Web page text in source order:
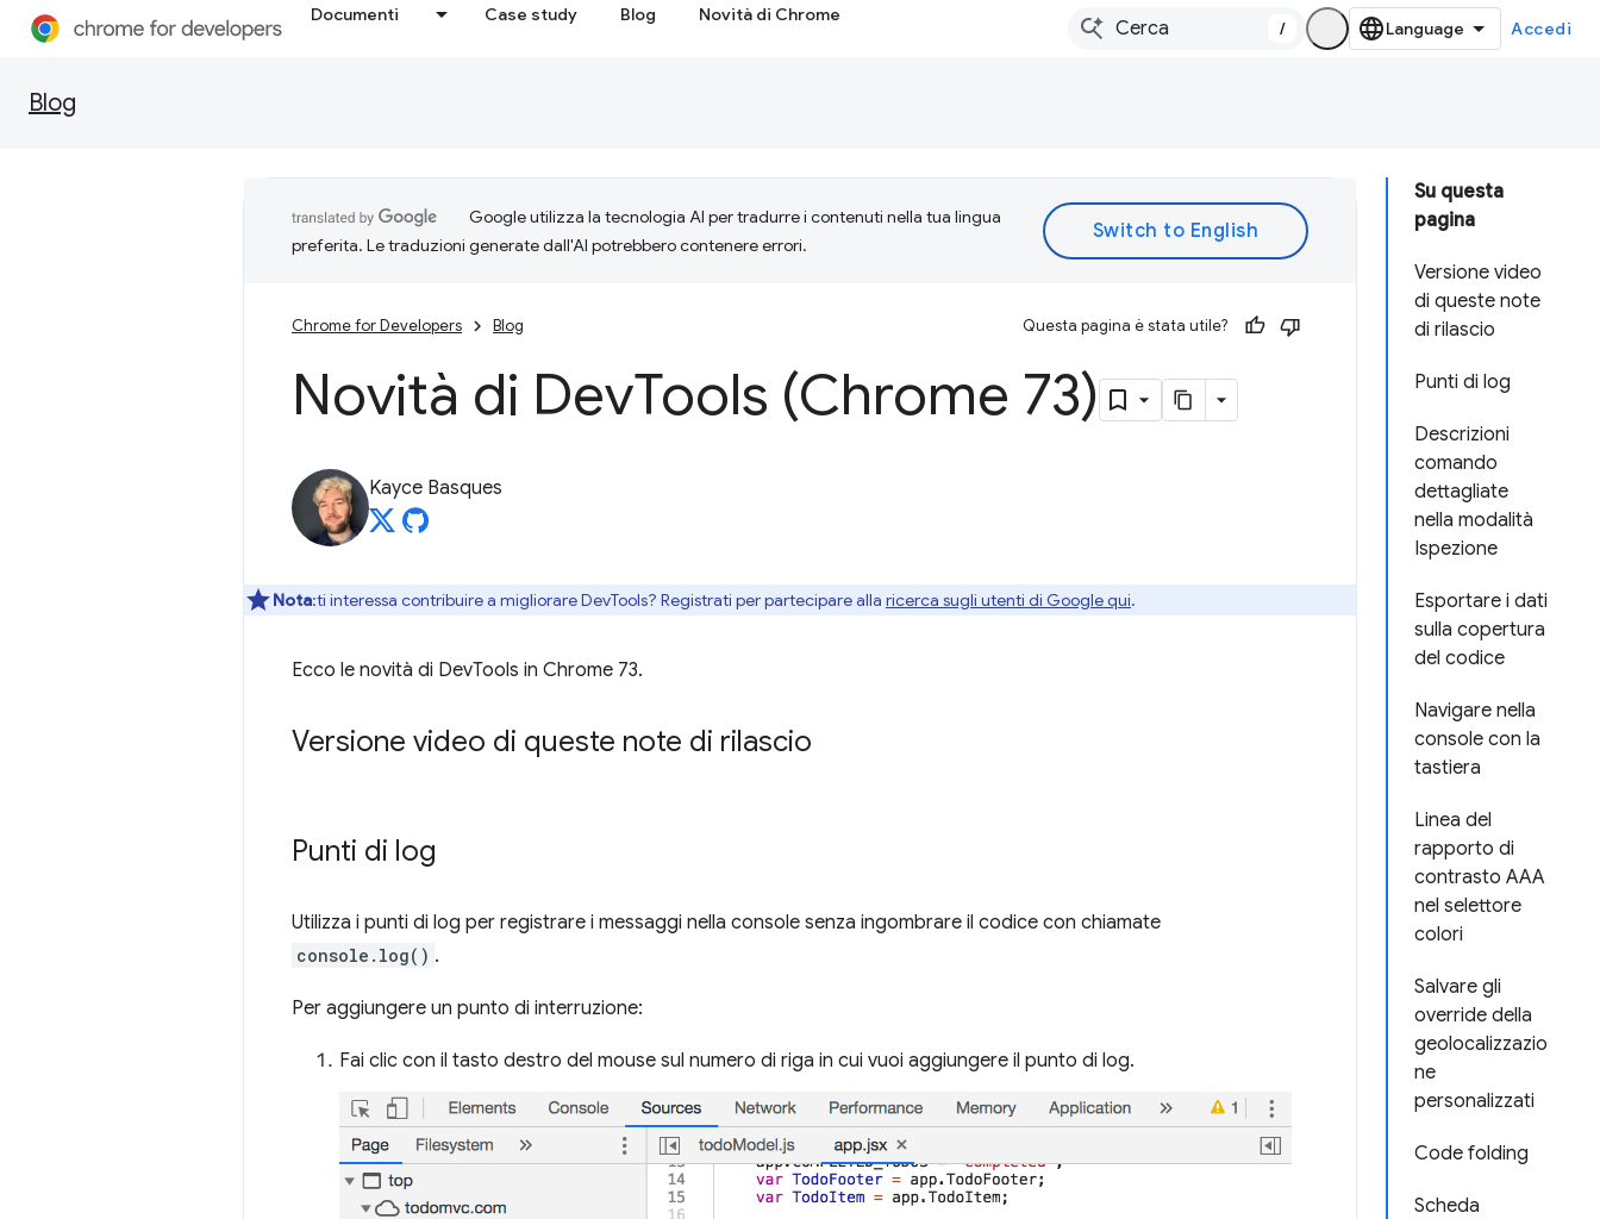
Documenti Case study Blog Novità di Chrome
/ Accedi
Blog
Su questa
pagina
Versione video
di queste note
di rilascio
Punti di log
Descrizioni
comando
dettagliate
nella modalità
Ispezione
Esportare i dati
sulla copertura
del codice
Navigare nella
console con la
tastiera
Linea del
rapporto di
contrasto AAA
nel selettore
colori
Salvare gli
override della
geolocalizzazio
ne
personalizzati
Code folding
Scheda
Google utilizza la tecnologia AI per tradurre i contenuti nella tua lingua
preferita. Le traduzioni generate dall'AI potrebbero contenere errori.
Chrome for Developers Blog Questa pagina è stata utile?
Novità di DevTools (Chrome 73)
Kayce Basques
Nota:ti interessa contribuire a migliorare DevTools? Registrati per partecipare alla ricerca sugli utenti di Google qui.
Ecco le novità di DevTools in Chrome 73.
Versione video di queste note di rilascio
Punti di log
Utilizza i punti di log per registrare i messaggi nella console senza ingombrare il codice con chiamate
console.log() .
Per aggiungere un punto di interruzione:
Fai clic con il tasto destro del mouse sul numero di riga in cui vuoi aggiungere il punto di log.